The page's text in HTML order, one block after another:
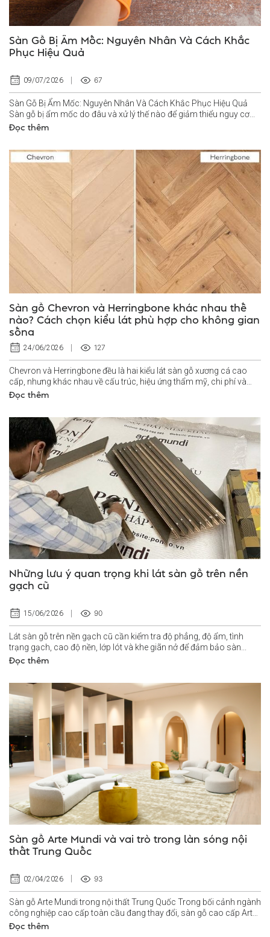
Sàn Gỗ Bị Ẩm Mốc: Nguyên Nhân Và Cách Khắc
Phục Hiệu Quả
09/07/2026 67
Sàn Gỗ Bị Ẩm Mốc: Nguyên Nhân Và Cách Khắc Phục Hiệu Quả
Sàn gỗ bị ẩm mốc do đâu và xử lý thế nào để giảm thiểu nguy cơ...
Đọc thêm
Sàn gỗ Chevron và Herringbone khác nhau thế
nào? Cách chọn kiểu lát phù hợp cho không gian
sống
24/06/2026 127
Chevron và Herringbone đều là hai kiểu lát sàn gỗ xương cá cao
cấp, nhưng khác nhau về cấu trúc, hiệu ứng thẩm mỹ, chi phí và
yêu cầu thi...
Đọc thêm
Những lưu ý quan trọng khi lát sàn gỗ trên nền
gạch cũ
15/06/2026 90
Lát sàn gỗ trên nền gạch cũ cần kiểm tra độ phẳng, độ ẩm, tình
trạng gạch, cao độ nền, lớp lót và khe giãn nở để đảm bảo sàn...
Đọc thêm
Sàn gỗ Arte Mundi và vai trò trong làn sóng nội
thất Trung Quốc
02/04/2026 93
Sàn gỗ Arte Mundi trong nội thất Trung Quốc Trong bối cảnh ngành
công nghiệp cao cấp toàn cầu đang thay đổi, sàn gỗ cao cấp Arte
Mundi nổi lên...
Đọc thêm